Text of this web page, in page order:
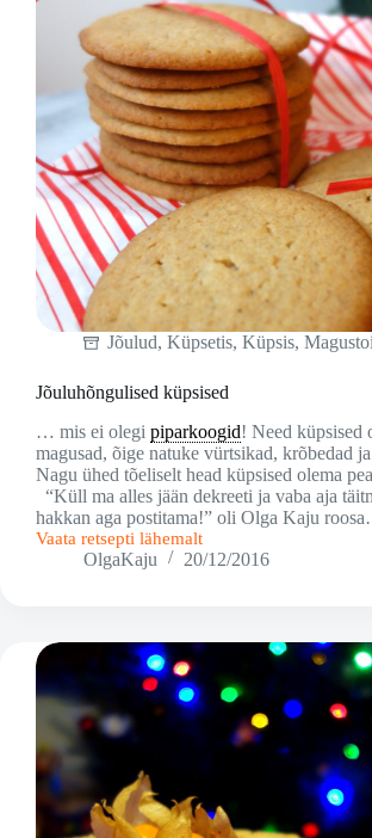
Jõulud, Küpsetis, Küpsis,
Jõuluhõngulised küpsised
… mis ei olegi piparkoogid! Need küpsised
magusad, õige natuke vürtsikad, krõbedad
Nagu ühed tõeliselt head küpsised olema
“Küll ma alles jään dekreeti ja vaba aja
hakkan aga postitama!” oli Olga Kaju
Vaata retsepti lähemalt
Jõuluhõngulised
küpsisedOlgaKaju 20/12/2016